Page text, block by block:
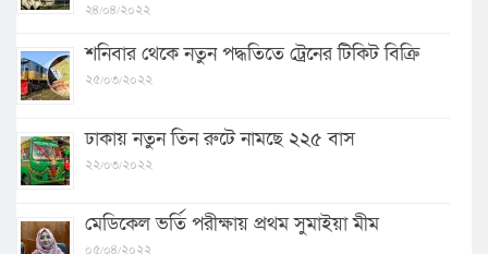
২৪/০৪/২০২২
শনিবার থেকে নতুন পদ্ধতিতে ট্রেনের টিকিট বিক্রি
২৫/০৩/২০২২
ঢাকায় নতুন তিন রুটে নামছে ২২৫ বাস
২২/০৩/২০২২
মেডিকেল ভর্তি পরীক্ষায় প্রথম সুমাইয়া মীম
০৫/০৪/২০২২